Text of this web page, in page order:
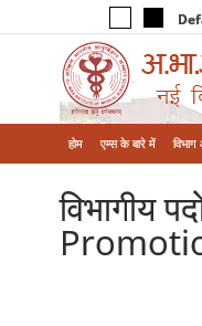
होम एम्‍स के बारे में
विभागीय